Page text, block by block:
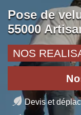
Pose de
55000
NOS
Devis et